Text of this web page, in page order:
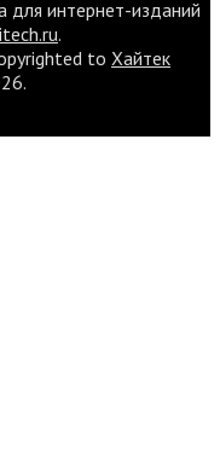
для интернет-изданий
.
to Хайтек